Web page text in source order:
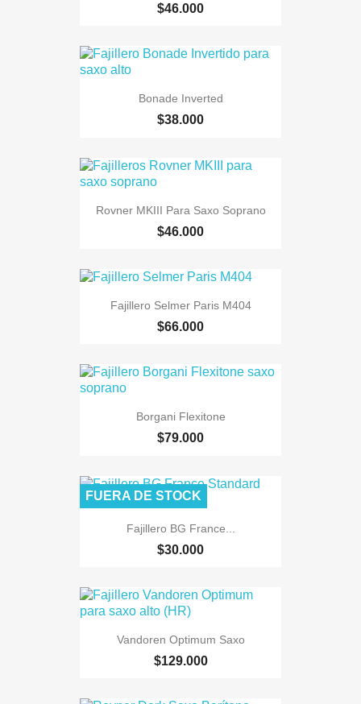
$46.000
Bonade Inverted
$38.000
Rovner MKIII Para Saxo Soprano
$46.000
Fajillero Selmer Paris M404
$66.000
Borgani Flexitone
$79.000
Fajillero BG France...
$30.000
FUERA DE STOCK
Vandoren Optimum Saxo
$129.000